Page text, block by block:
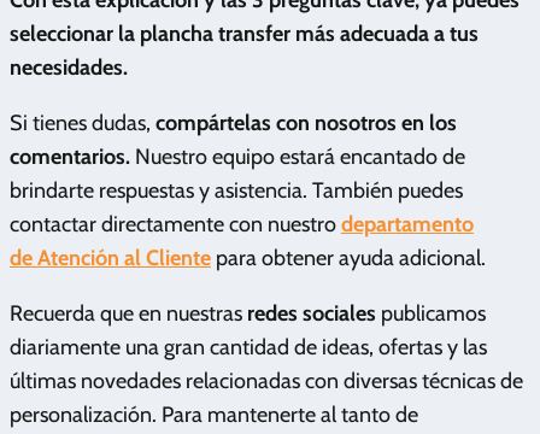
seleccionar la plancha transfer más adecuada a tus
necesidades.
Si tienes dudas, compártelas con nosotros en los
comentarios. Nuestro equipo estará encantado de
brindarte respuestas y asistencia. También puedes
contactar directamente con nuestrodepartamento
de Atención al Cliente para obtener ayuda adicional.
Recuerda que en nuestras redes sociales publicamos
diariamente una gran cantidad de ideas, ofertas y las
últimas novedades relacionadas con diversas técnicas de
personalización. Para mantenerte al tanto de